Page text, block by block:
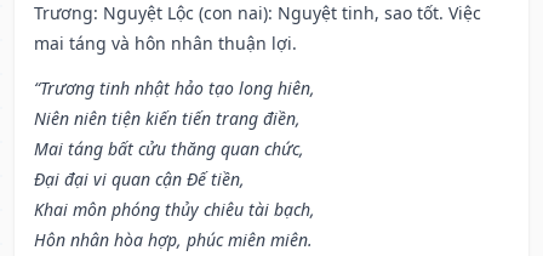
Trương: Nguyệt Lộc (con nai): Nguyệt tinh, sao tốt. Việc
mai táng và hôn nhân thuận lợi.
“Trương tinh nhật hảo tạo long hiên,
Niên niên tiện kiến tiến trang điền,
Mai táng bất cửu thăng quan chức,
Đại đại vi quan cận Đế tiền,
Khai môn phóng thủy chiêu tài bạch,
Hôn nhân hòa hợp, phúc miên miên.